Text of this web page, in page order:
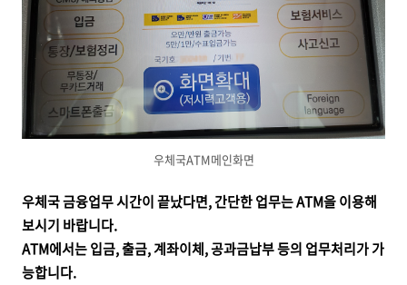
우체국ATM메인화면
우체국 금융업무 시간이 끝났다면, 간단한 업무는 ATM을 이용해
보시기 바랍니다.
ATM에서는 입금, 출금, 계좌이체, 공과금납부 등의 업무처리가 가
능합니다.